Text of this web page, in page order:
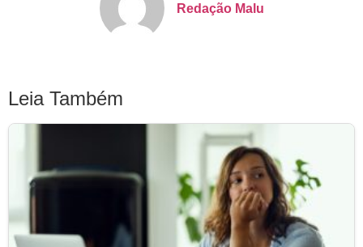
Redação Malu
Leia Também